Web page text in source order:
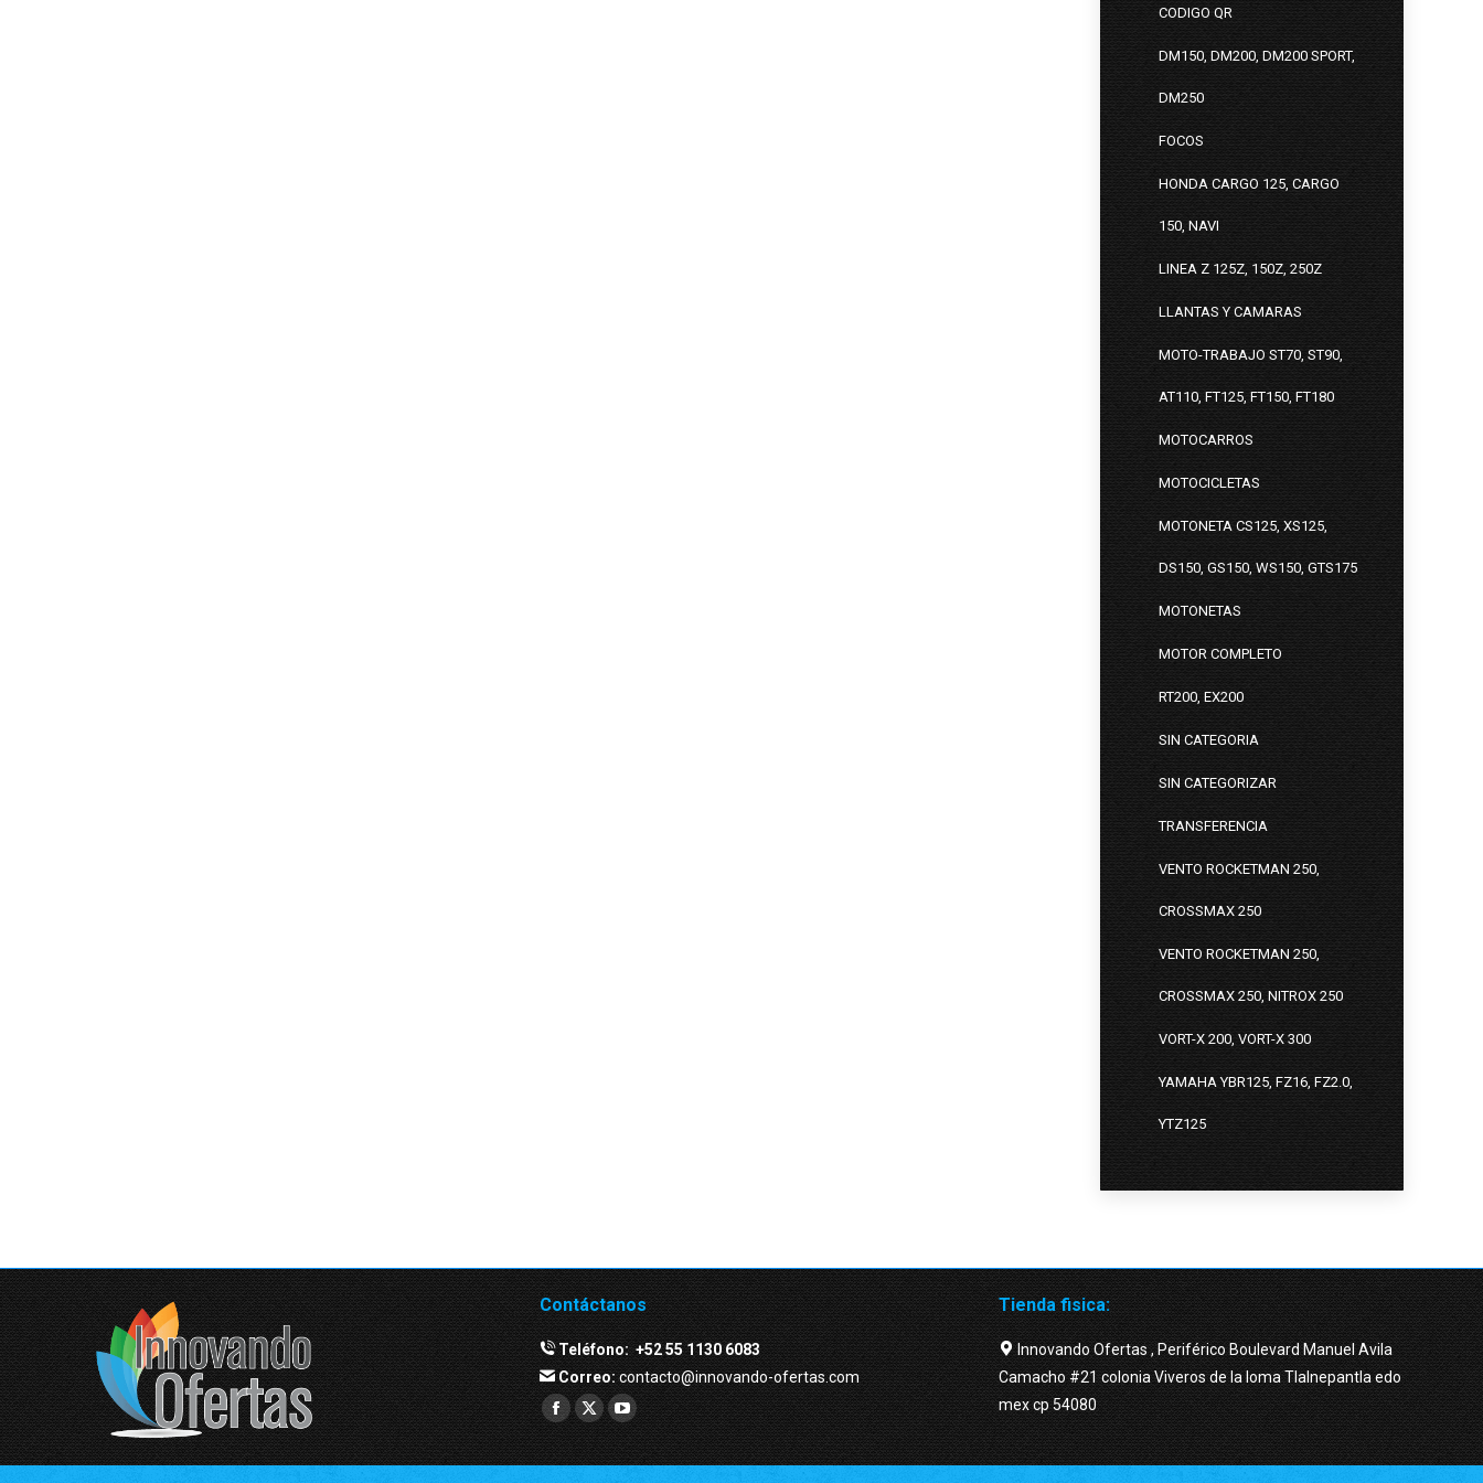
CODIGO QR
DM150, DM200, DM200 SPORT,
DM250
FOCOS
HONDA CARGO 125, CARGO
150, NAVI
LINEA Z 125Z, 150Z, 250Z
LLANTAS Y CAMARAS
MOTO-TRABAJO ST70, ST90,
AT110, FT125, FT150, FT180
MOTOCARROS
MOTOCICLETAS
MOTONETA CS125, XS125,
DS150, GS150, WS150, GTS175
MOTONETAS
MOTOR COMPLETO
RT200, EX200
SIN CATEGORIA
SIN CATEGORIZAR
TRANSFERENCIA
VENTO ROCKETMAN 250,
CROSSMAX 250
VENTO ROCKETMAN 250,
CROSSMAX 250, NITROX 250
VORT-X 200, VORT-X 300
YAMAHA YBR125, FZ16, FZ2.0,
YTZ125
Contáctanos
Teléfono:+52 55 1130 6083
Correo:contacto@innovando-ofertas.com
Facebook
page
Twitter
page
YouTube
page
Tienda fisica:
Innovando Ofertas , Periférico Boulevard Manuel Avila
Camacho #21 colonia Viveros de la loma Tlalnepantla edo
mex cp 54080